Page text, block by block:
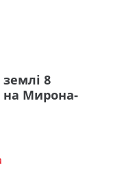
8
на Мирона-